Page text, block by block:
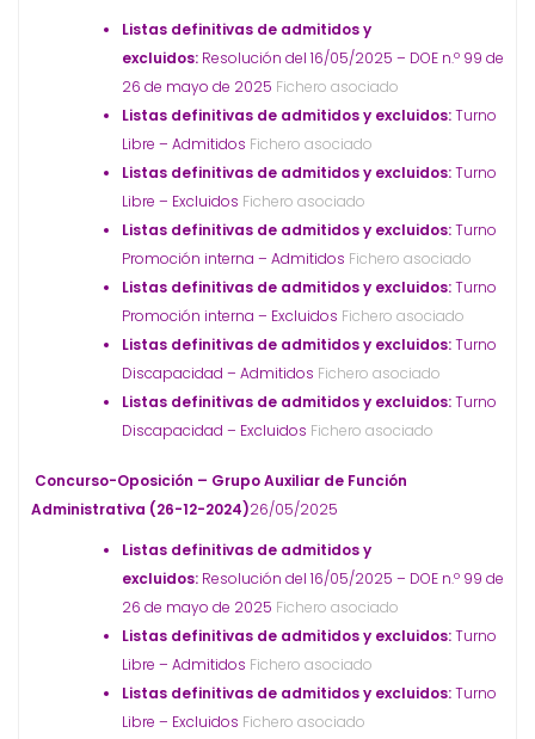
Listas definitivas de admitidos y
excluidos: Resolución del 16/05/2025 – DOE n.º 99 de
26 de mayo de 2025 Fichero asociado
Listas definitivas de admitidos y excluidos:Turno
Libre – Admitidos Fichero asociado
Listas definitivas de admitidos y excluidos:Turno
Libre – Excluidos Fichero asociado
Listas definitivas de admitidos y excluidos:Turno
Promoción interna – Admitidos Fichero asociado
Listas definitivas de admitidos y excluidos:Turno
Promoción interna – Excluidos Fichero asociado
Listas definitivas de admitidos y excluidos:Turno
Discapacidad – Admitidos Fichero asociado
Listas definitivas de admitidos y excluidos:Turno
Discapacidad – Excluidos Fichero asociado
Concurso-Oposición – Grupo Auxiliar de Función
Administrativa (26-12-2024)26/05/2025
Listas definitivas de admitidos y
excluidos: Resolución del 16/05/2025 – DOE n.º 99 de
26 de mayo de 2025 Fichero asociado
Listas definitivas de admitidos y excluidos:Turno
Libre – Admitidos Fichero asociado
Listas definitivas de admitidos y excluidos:Turno
Libre – Excluidos Fichero asociado